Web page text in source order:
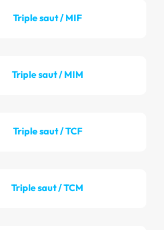
Triple saut / MIF
Triple saut / MIM
Triple saut / TCF
Triple saut / TCM